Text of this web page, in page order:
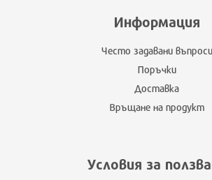
Информация
Често задавани въпроси
Поръчки
Доставка
Връщане на продукт
Условия за